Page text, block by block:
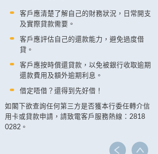
客戶應清楚了解自己的財務狀況，日常開支
及實際貸款需要。
客戶應評估自己的還款能力，避免過度借
貸。
客戶應按時償還貸款，以免被銀行收取逾期
還款費用及額外逾期利息。
借定唔借？還得到先好借！
如閣下欲查詢任何第三方是否獲本行委任轉介信
用卡或貸款申請，請致電客戶服務熱線：2818
0282。